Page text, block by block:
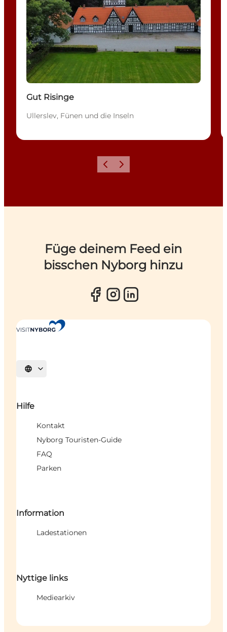
Gut Risinge
Ullerslev, Fünen und die Inseln
ZurückWeiter
Füge deinem Feed ein
bisschen Nyborg hinzu
Sprache auswählen
Hilfe
Kontakt
Nyborg Touristen-Guide
FAQ
Parken
Information
Ladestationen
Nyttige links
Mediearkiv